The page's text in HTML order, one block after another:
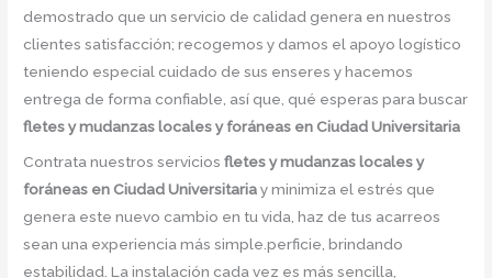
demostrado que un servicio de calidad genera en nuestros
clientes satisfacción; recogemos y damos el apoyo logístico
teniendo especial cuidado de sus enseres y hacemos
entrega de forma confiable, así que, qué esperas para buscar
fletes y mudanzas locales y foráneas en Ciudad Universitaria
Contrata nuestros serviciosfletes y mudanzas locales y
foráneas en Ciudad Universitariay minimiza el estrés que
genera este nuevo cambio en tu vida, haz de tus acarreos
sean una experiencia más simple.perficie, brindando
estabilidad. La instalación cada vez es más sencilla,